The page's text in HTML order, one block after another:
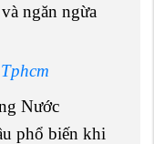
ngăn ngừa
Nước
phổ biến khi